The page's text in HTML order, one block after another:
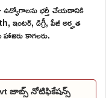
ఉద్యోగాలను భర్తీ చేయడానికి
ఇంటర్, డిగ్రీ, పీజీ అర్హత
కాగలరు.
జాబ్స్ నోటిఫికేషన్స్